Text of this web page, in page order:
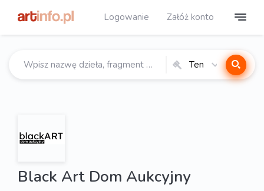
Logowanie Załóż konto
Ten
Black Art Dom Aukcyjny